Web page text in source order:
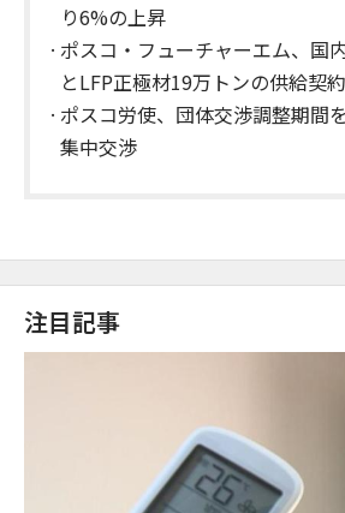
り6%の上昇
ポスコ・フューチャーエム、国
とLFP正極材19万トンの供給契
ポスコ労使、団体交渉調整期間
集中交渉
注目記事